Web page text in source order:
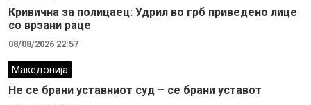
Кривична за полицаец: Удрил во грб приведено лице
со врзани раце
08/08/2026 22:57
Македонија
Не се брани уставниот суд – се брани уставот